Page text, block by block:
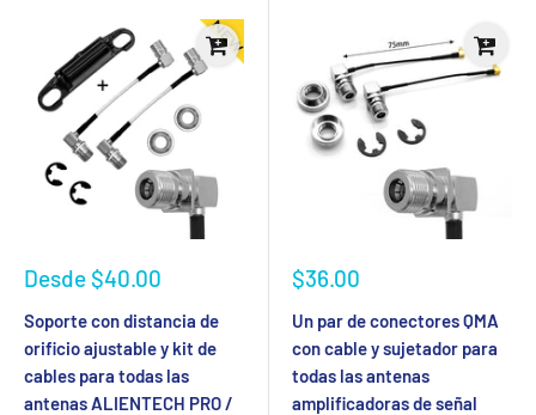
Precio
venta
Desde $40.00
Soporte con distancia de
orificio ajustable y kit de
cables para todas las
antenas ALIENTECH PRO /
Precio
venta
$36.00
Un par de conectores QMA
con cable y sujetador para
todas las antenas
amplificadoras de señal